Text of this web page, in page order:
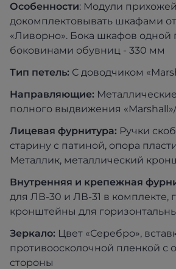
Особенности: Модули
докомплектовывать шкафами
«Ливорно». Бока шкафов одной
боковинами обувниц - 330 мм
Тип петель: С доводчиком
Направляющие:
полного выдвижения
Лицевая фурнитура: Ручки
старину с патиной, опора
Металлик, металлический
Внутренняя и крепежная
для ЛВ-30 и ЛВ-31 в комплекте,
кронштейны для
Зеркало: Цвет «Серебро»,
противоосколочной пленкой с
стороны